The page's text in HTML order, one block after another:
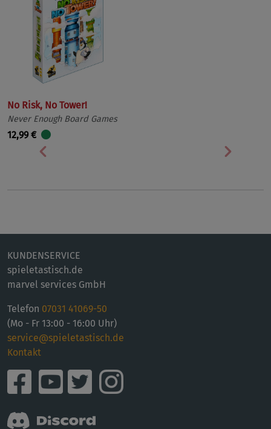
No Risk, No Tower!
Never Enough Board Games
12,99 €
Vorherige
KUNDENSERVICE
spieletastisch.de
marvel services GmbH
Telefon 07031 41069-50
(Mo - Fr 13:00 - 16:00 Uhr)
service@spieletastisch.de
Kontakt